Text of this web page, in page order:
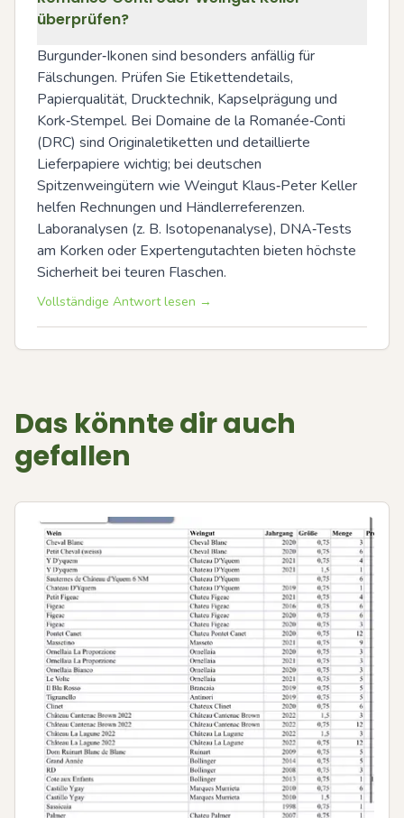
überprüfen?
Burgunder‑Ikonen sind besonders anfällig für
Fälschungen. Prüfen Sie Etikettendetails,
Papierqualität, Drucktechnik, Kapselprägung und
Kork‑Stempel. Bei Domaine de la Romanée‑Conti
(DRC) sind Originaletiketten und detaillierte
Lieferpapiere wichtig; bei deutschen
Spitzenweingütern wie Weingut Klaus‑Peter Keller
helfen Rechnungen und Händlerreferenzen.
Laboranalysen (z. B. Isotopenanalyse), DNA‑Tests
am Korken oder Expertengutachten bieten höchste
Sicherheit bei teuren Flaschen.
Vollständige Antwort lesen →
Das könnte dir auch
gefallen